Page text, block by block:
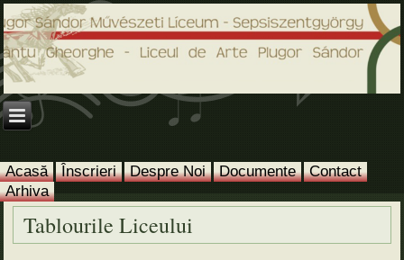
Acasă Înscrieri Despre Noi Documente
Contact
Arhiva
Tablourile Liceului